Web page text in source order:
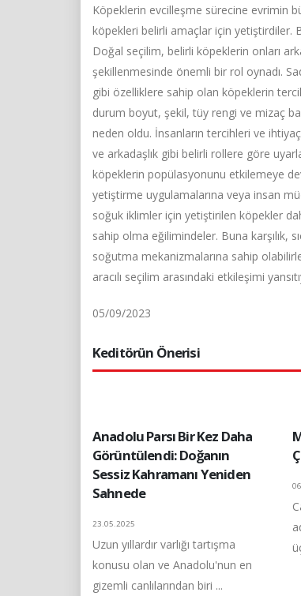
Köpeklerin evcilleşme sürecine evrimin
köpekleri belirli amaçlar için yetiştirdiler.
Doğal seçilim, belirli köpeklerin onları
şekillenmesinde önemli bir rol oynadı.
gibi özelliklere sahip olan köpeklerin
durum boyut, şekil, tüy rengi ve mizaç
neden oldu. İnsanların tercihleri ve
ve arkadaşlık gibi belirli rollere göre
köpeklerin popülasyonunu etkilemeye
yetiştirme uygulamalarına veya insan
soğuk iklimler için yetiştirilen köpekler
sahip olma eğilimindeler. Buna karşılık,
soğutma mekanizmalarına sahip
aracılı seçilim arasındaki etkileşimi
05/09/2023
Keditörün Önerisi
Anadolu Parsı Bir Kez Daha
Görüntülendi: Doğanın
Sessiz Kahramanı Yeniden
Sahnede
23.05.2025
Uzun yıllardır varlığı tartışma
konusu olan ve Anadolu'nun en
gizemli canlılarından biri ...